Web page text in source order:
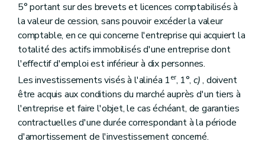
5° portant sur des brevets et licences comptabilisés à
la valeur de cession, sans pouvoir excéder la valeur
comptable, en ce qui concerne l'entreprise qui acquiert la
totalité des actifs immobilisés d'une entreprise dont
l'effectif d'emploi est inférieur à dix personnes.
Les investissements visés à l'alinéa 1er, 1°, c), doivent
être acquis aux conditions du marché auprès d'un tiers à
l'entreprise et faire l'objet, le cas échéant, de garanties
contractuelles d'une durée correspondant à la période
d'amortissement de l'investissement concerné.